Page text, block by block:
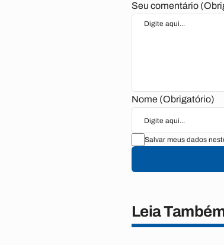
Seu comentário
Nome (Obrigatório)
Salvar meus dados
Leia